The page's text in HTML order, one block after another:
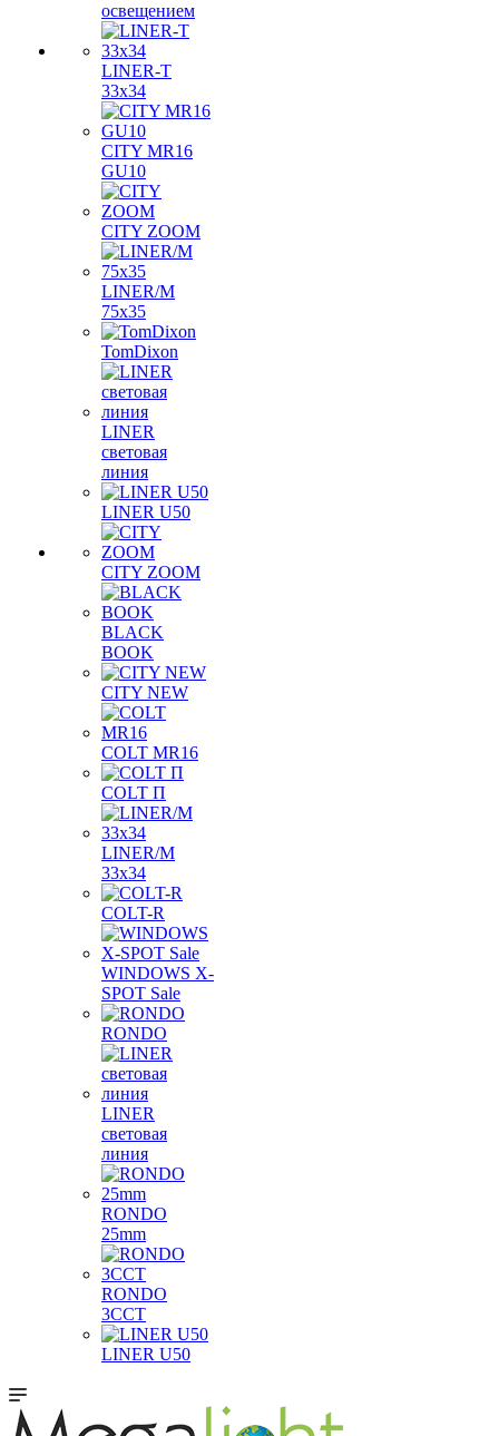
освещением
LINER-T
33x34
CITY MR16
GU10
CITY ZOOM
LINER/M
75х35
TomDixon
LINER
световая
линия
LINER U50
CITY ZOOM
BLACK
BOOK
CITY NEW
COLT MR16
COLT П
LINER/М
33х34
COLT-R
WINDOWS X-
SPOT Sale
RONDO
LINER
световая
линия
RONDO
25mm
RONDO
3CCT
LINER U50